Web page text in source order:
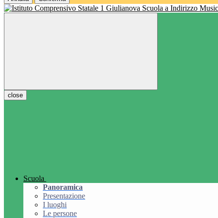
Scuola a Indirizzo
close
Scuola
Panoramica
Presentazione
I luoghi
Le persone